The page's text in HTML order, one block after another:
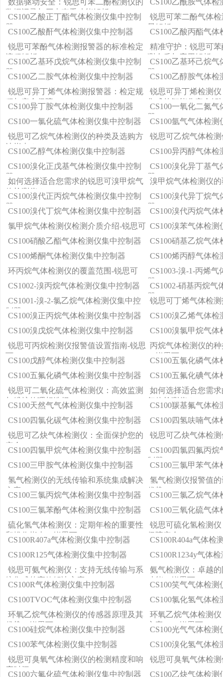
数据驱动安全：锐思可苯二酚检测仪的
数据记录与历史查看功能解析
CS100乙酰胺气体
CS100乙酸正丁酯气体检测仪集中控制
器
锐思可苯二酚气体
景解析
CS100乙酸酐气体检测仪集中控制器
CS100乙酸丙酯气
锐思可苯酚气体检测报警器的标准检定
流程解析
精准守护：锐思可
测介质与应用解析
CS100乙基环戊烷气体检测仪集中控制
器
CS100乙基环己烷
器
CS100乙二胺气体检测仪集中控制器
CS100乙醇胺气体
锐思可异丁烯气体检测报警器：检定规
程与安全保障
锐思可异丁烯检测
集成的智能化安全解
CS100异丁胺气体检测仪集中控制器
CS100一氧化二氮
器
CS100一氯化硫气体检测仪集中控制器
CS100氩气气体检测
锐思可乙烷气体检测仪的种类及选购方
法指南？
锐思可乙烷气体检
CS100乙醇气体检测仪集中控制器
CS100异丙醇气体
CS100溴化正戊基气体检测仪集中控制
器
CS100溴化异丁基
器
如何选择适合您需求的锐思可溴甲烷气
体检测仪？
溴甲烷气体检测仪
CS100溴代正丙烷气体检测仪集中控制
器
CS100溴代异丁烷
器
CS100溴代丁烷气体检测仪集中控制器
CS100溴代丙烷气
氯甲烷气体检测仪检测介质介绍-锐思可 CS100溴苯气体检测
CS100硝酸乙酯气体检测仪集中控制器
CS100硝基乙烷气
CS100烯酮气体检测仪集中控制器
CS100烯丙醇气体
环丙烷气体检测仪的覆盖范围-锐思可
CS1003-溴-1-丙烯
器
CS1002-溴丙烷气体检测仪集中控制器
CS1002-硝基丙烷气
器
CS1001-溴-2-氯乙烷气体检测仪集中控
制器
锐思可丁烯气体检
CS100溴正丙烷气体检测仪集中控制器
CS100溴乙烯气体
CS100溴戊烷气体检测仪集中控制器
CS100溴氯甲烷气
锐思可丙烷检测仪报警值设置指南-锐思
可
丙烷气体检测仪的
—锐思可
CS100戊醇气体检测仪集中控制器
CS100五氯化磷气
CS100五氟化磷气体检测仪集中控制器
CS100五氟化碘气
锐思可二氧化硫气体检测仪：高效监测
与维护的理想选择
如何选择适合您需
气体检测仪？
CS100天然气气体检测仪集中控制器
CS100羰基氟气体
CS100四氯化碳气体检测仪集中控制器
CS100四氢呋喃气
锐思可乙炔气体检测仪：全面保护您的
安全
锐思可乙炔气体检
CS100四氯甲烷气体检测仪集中控制器
CS100四氯四氟丙
制器
CS100三甲胺气体检测仪集中控制器
CS100三氯甲苯气
氢气检测仪的无线传输和系统集成解决
方案
氢气检测仪报警值
优势
CS100三氯丙烷气体检测仪集中控制器
CS100三氯乙烷气
CS100三氯苯酚气体检测仪集中控制器
CS100三氧化硫气
硫化氢气体检测仪：定期年检的重要性
和操作指南—锐思可
锐思可硫化氢检测
保障安全
CS100R407a气体检测仪集中控制器
CS100R404a气体检
CS100R125气体检测仪集中控制器
CS100R1234y气体
锐思可氨气检测仪：支持无线传输与系
统集成的高效解决方案
氨气检测仪：卓越
功能—锐思可
CS100R气体检测仪集中控制器
CS100笑气气体检测
CS100TVOC气体检测仪集中控制器
CS100氯化氢气体
环氧乙烷气体检测仪的传感器原理及其
优势—锐思可
环氧乙烷气体检测
方案——锐思可
CS100硅烷气体检测仪集中控制器
CS100光气气体检测
CS100苯气体检测仪集中控制器
CS100溴化氢气体
锐思可臭氧气体检测仪的检测精度和响
应时间
锐思可臭氧气体检
CS100六氟化硫气体检测仪集中控制器
CS100乙炔气体检测